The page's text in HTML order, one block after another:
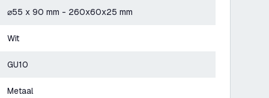
⌀55 x 90 mm - 260x60x25 mm
Wit
GU10
Metaal